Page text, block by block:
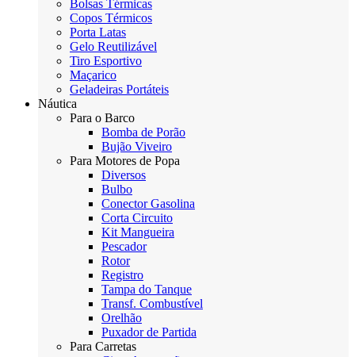
Bolsas Térmicas
Copos Térmicos
Porta Latas
Gelo Reutilizável
Tiro Esportivo
Maçarico
Geladeiras Portáteis
Náutica
Para o Barco
Bomba de Porão
Bujão Viveiro
Para Motores de Popa
Diversos
Bulbo
Conector Gasolina
Corta Circuito
Kit Mangueira
Pescador
Rotor
Registro
Tampa do Tanque
Transf. Combustível
Orelhão
Puxador de Partida
Para Carretas